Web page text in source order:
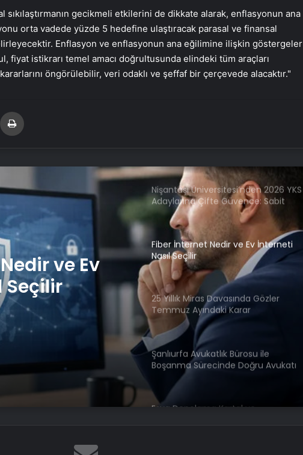
sıkılaştırmanın gecikmeli etkilerini de dikkate alarak, enflasyonun ana
orta vadede yüzde 5 hedefine ulaştıracak parasal ve finansal
Enflasyon ve enflasyonun ana eğilimine ilişkin göstergeler
fiyat istikrarı temel amacı doğrultusunda elindeki tüm araçları
öngörülebilir, veri odaklı ve şeffaf bir çerçevede alacaktır."
paylaş
ve Ev
Seçilir
Serjoy : Dijital Medya Ajansı, Google
Reklam Ajansı, SEO Ajansı ve Web
Tasarım Ajansı
UETDS Nedir ? Uetds.com İle Akıllı
Nişantaşı Üniversitesi’nden 2026 YKS
Adaylarına Çifte Güvence: Sabit
Ücret ve Kesintisiz Burs
Fiber İnternet Nedir ve Ev İnterneti
Nasıl Seçilir
25 Yıllık Miras Davasında Gözler
Temmuz Ayındaki Karar
Duruşmasına Çevrildi
Şanlıurfa Avukatlık Bürosu ile
Boşanma Sürecinde Doğru Avukatı
Eşya Depolama Kartal ve